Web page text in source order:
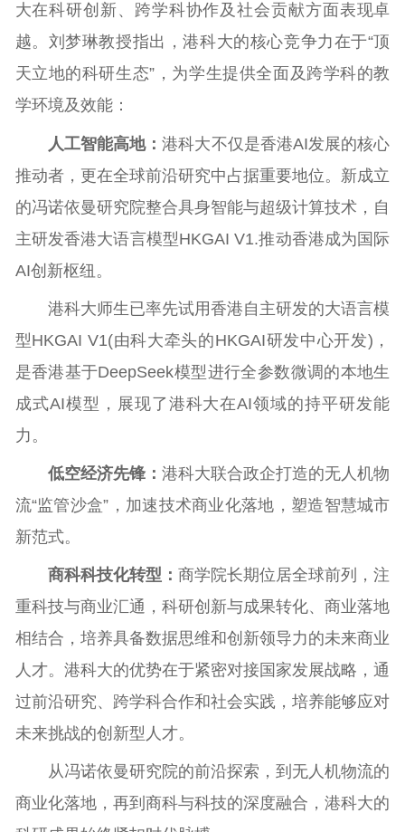
大在科研创新、跨学科协作及社会贡献方面表现卓
越。刘梦琳教授指出，港科大的核心竞争力在于“顶
天立地的科研生态”，为学生提供全面及跨学科的教
学环境及效能：
人工智能高地：港科大不仅是香港AI发展的核心
推动者，更在全球前沿研究中占据重要地位。新成立
的冯诺依曼研究院整合具身智能与超级计算技术，自
主研发香港大语言模型HKGAI V1.推动香港成为国际
AI创新枢纽。
港科大师生已率先试用香港自主研发的大语言模
型HKGAI V1(由科大牵头的HKGAI研发中心开发)，
是香港基于DeepSeek模型进行全参数微调的本地生
成式AI模型，展现了港科大在AI领域的持平研发能
力。
低空经济先锋： 港科大联合政企打造的无人机物
流“监管沙盒”，加速技术商业化落地，塑造智慧城市
新范式。
商科科技化转型： 商学院长期位居全球前列，注
重科技与商业汇通，科研创新与成果转化、商业落地
相结合，培养具备数据思维和创新领导力的未来商业
人才。港科大的优势在于紧密对接国家发展战略，通
过前沿研究、跨学科合作和社会实践，培养能够应对
未来挑战的创新型人才。
从冯诺依曼研究院的前沿探索，到无人机物流的
商业化落地，再到商科与科技的深度融合，港科大的